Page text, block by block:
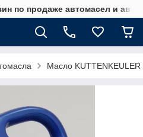
по продаже автомасел и
Масло